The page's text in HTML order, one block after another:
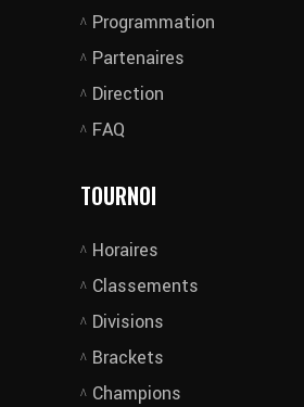
Programmation
Partenaires
Direction
FAQ
TOURNOI
Horaires
Classements
Divisions
Brackets
Champions